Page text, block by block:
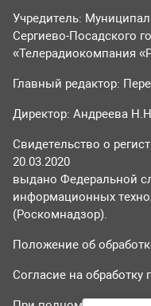
Учредитель:
Сергиево-Посадского
«Телерадиокомпания
Главный редактор:
Директор: Андреева
Свидетельство о
20.03.2020
выдано Федеральной
информационных
(Роскомнадзор).
Положение об
Согласие на